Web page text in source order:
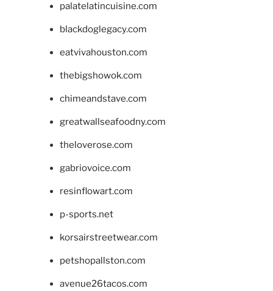
palatelatincuisine.com
blackdoglegacy.com
eatvivahouston.com
thebigshowok.com
chimeandstave.com
greatwallseafoodny.com
theloverose.com
gabriovoice.com
resinflowart.com
p-sports.net
korsairstreetwear.com
petshopallston.com
avenue26tacos.com